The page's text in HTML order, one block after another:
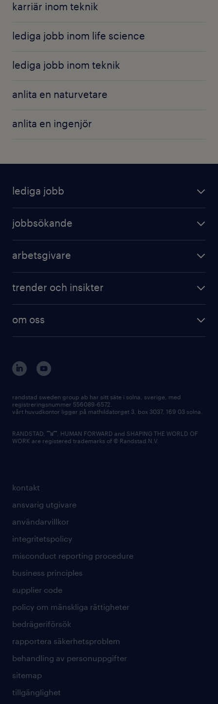
karriär inom teknik
lediga jobb inom life science
lediga jobb inom teknik
anlita en naturvetare
anlita en ingenjör
lediga jobb
jobbsökande
arbetsgivare
trender och insikter
om oss
kontakt
ansvarig utgivare
användarvillkor
integritetspolicy
misconduct reporting procedure
business principles
supplier code
policy om mänskliga rättigheter
bedrägeriförsök
rapportera säkerhetsproblem
behandling av personuppgifter
sitemap
tillgänglighet
randstad sweden group ab har sitt säte i solna, sverige, med
registreringsnummer 556089-6572.
vårt huvudkontor ligger på mathildatorget 3, box 3037, 169 03 solna.
RANDSTAD,
, HUMAN FORWARD and SHAPING THE WORLD OF
WORK are registered trademarks of © Randstad N.V.